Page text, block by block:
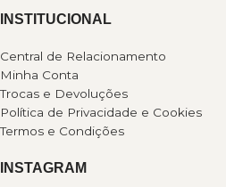
INSTITUCIONAL
Central de Relacionamento
Minha Conta
Trocas e Devoluções
Política de Privacidade e Cookies
Termos e Condições
INSTAGRAM